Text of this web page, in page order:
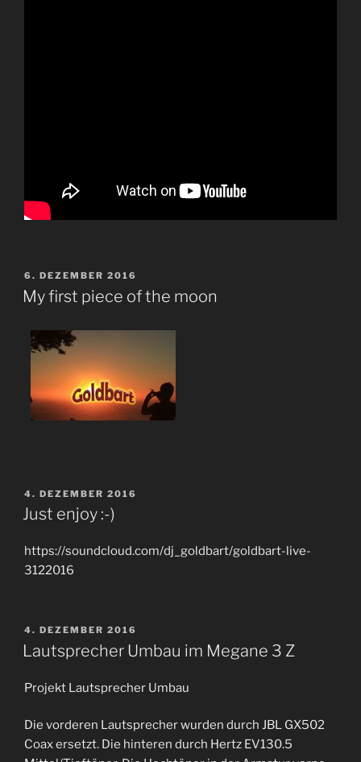
VERÖFFENTLICHT
AM
6. DEZEMBER 2016
My first piece of the moon
VERÖFFENTLICHT
AM
4. DEZEMBER 2016
Just enjoy :-)
https://soundcloud.com/dj_goldbart/goldbart-live-
3122016
VERÖFFENTLICHT
AM
4. DEZEMBER 2016
Lautsprecher Umbau im Megane 3 Z
Projekt Lautsprecher Umbau
Die vorderen Lautsprecher wurden durch JBL GX502
Coax ersetzt. Die hinteren durch Hertz EV130.5